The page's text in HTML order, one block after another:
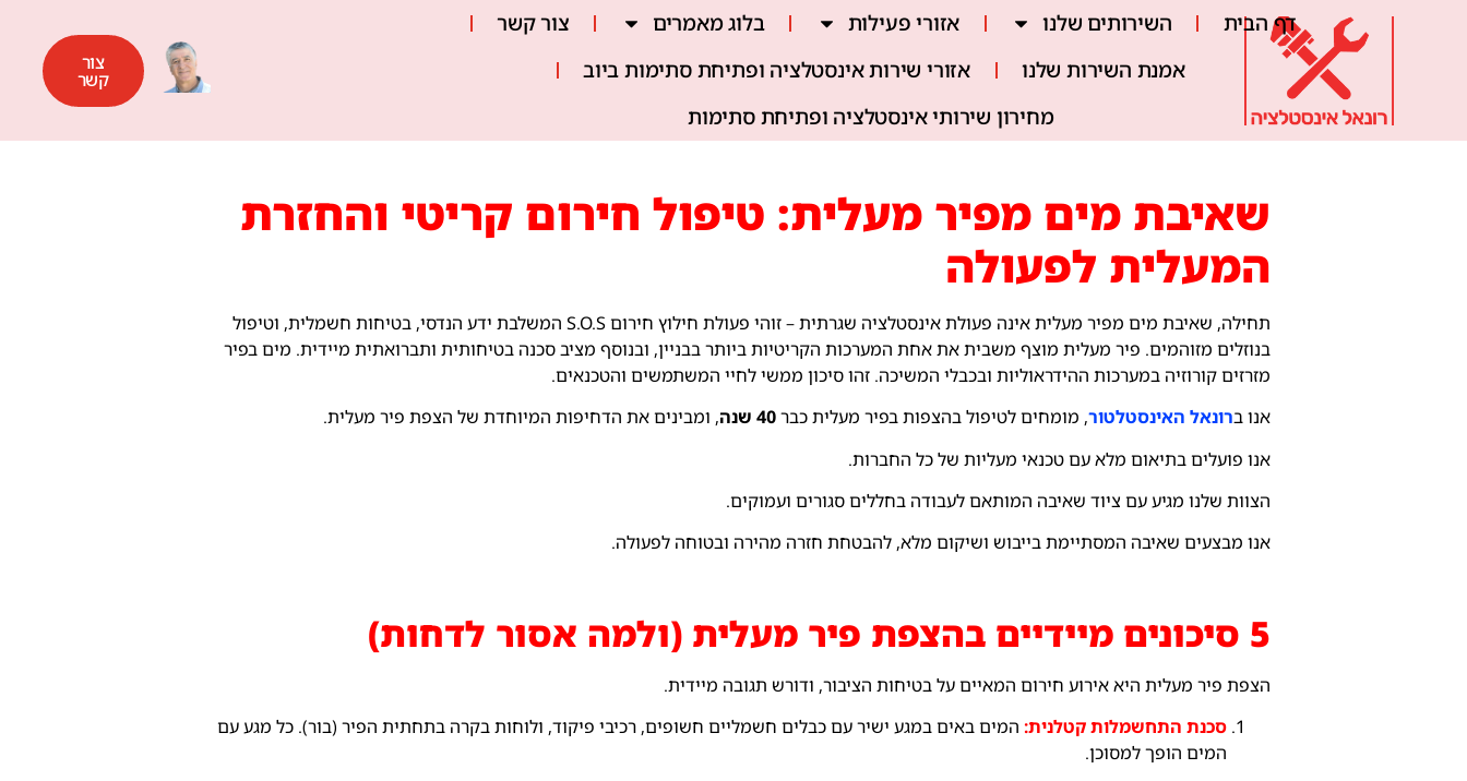
דף הבית השירותים שלנו אזורי פעילות בלוג מאמרים
צור קשר
אמנת השירות שלנו
אזורי שירות אינסטלציה ופתיחת סתימות ביוב
מחירון שירותי אינסטלציה ופתיחת סתימות
צור
קשר
שאיבת מים מפיר מעלית: טיפול חירום קריטי והחזרת
המעלית לפעולה
תחילה, שאיבת מים מפיר מעלית אינה פעולת אינסטלציה שגרתית – זוהי פעולת חילוץ חירום S.O.S המשלבת ידע הנדסי, בטיחות חשמלית, וטיפול
בנוזלים מזוהמים. פיר מעלית מוצף משבית את אחת המערכות הקריטיות ביותר בבניין, ובנוסף מציב סכנה בטיחותית ותברואתית מיידית. מים בפיר
מזרזים קורוזיה במערכות ההידראוליות ובכבלי המשיכה. זהו סיכון ממשי לחיי המשתמשים והטכנאים.
אנו ברונאל האינסטלטור, מומחים לטיפול בהצפות בפיר מעלית כבר40 שנה
, ומבינים את הדחיפות המיוחדת של הצפת פיר מעלית.
אנו פועלים בתיאום מלא עם טכנאי מעליות של כל החברות.
הצוות שלנו מגיע עם ציוד שאיבה המותאם לעבודה בחללים סגורים ועמוקים.
אנו מבצעים שאיבה המסתיימת בייבוש ושיקום מלא, להבטחת חזרה מהירה ובטוחה לפעולה.
5 סיכונים מיידיים בהצפת פיר מעלית (ולמה אסור לדחות)
הצפת פיר מעלית היא אירוע חירום המאיים על בטיחות הציבור, ודורש תגובה מיידית.
סכנת התחשמלות קטלנית: המים באים במגע ישיר עם כבלים חשמליים חשופים, רכיבי פיקוד, ולוחות בקרה בתחתית הפיר (בור). כל מגע עם
המים הופך למסוכן.